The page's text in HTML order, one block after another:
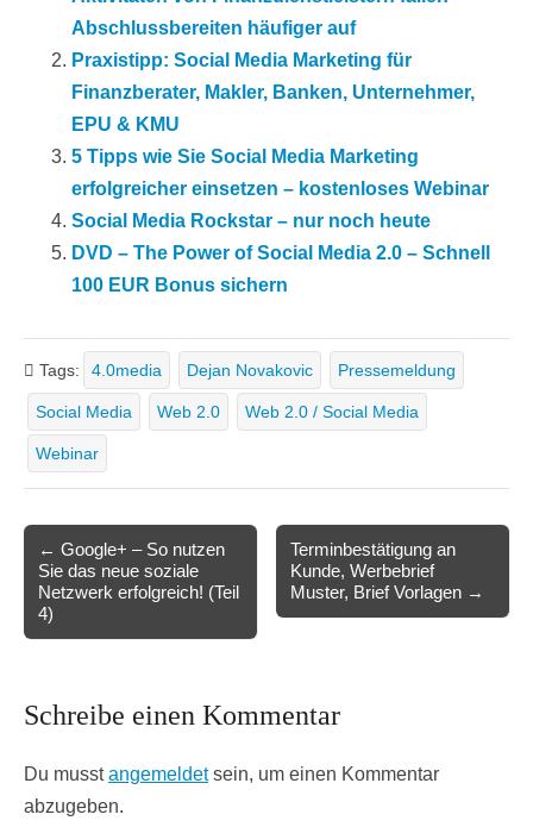
Abschlussbereiten häufiger auf
Praxistipp: Social Media Marketing für
Finanzberater, Makler, Banken, Unternehmer,
EPU & KMU
5 Tipps wie Sie Social Media Marketing
erfolgreicher einsetzen – kostenloses Webinar
Social Media Rockstar – nur noch heute
DVD – The Power of Social Media 2.0 – Schnell
100 EUR Bonus sichern
Tags: 4.0media Dejan Novakovic Pressemeldung
Social Media Web 2.0 Web 2.0 / Social Media
Webinar
Post
navigation
← Google+ – So nutzen
Sie das neue soziale
Netzwerk erfolgreich! (Teil
4)
Terminbestätigung an
Kunde, Werbebrief
Muster, Brief Vorlagen →
Schreibe einen Kommentar
Du musstangemeldetsein, um einen Kommentar
abzugeben.